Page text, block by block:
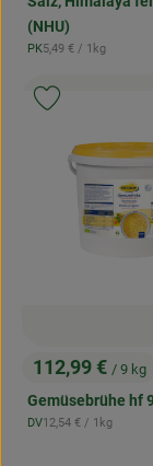
(NHU)
, Herkunft:
PK, Referenzpreis:
5,49 € / 1kg
, Preis:
112,99 € / 9 kg
Gemüsebrühe hf
, Herkunft:
DV, Referenzpreis:
12,54 € / 1kg
Produkt zu